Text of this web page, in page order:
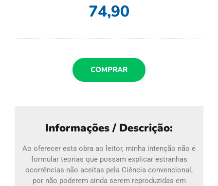
74,90
COMPRAR
Informações / Descrição:
Ao oferecer esta obra ao leitor, minha intenção não é
formular teorias que possam explicar estranhas
ocorrências não aceitas pela Ciência convencional,
por não poderem ainda serem reproduzidas em